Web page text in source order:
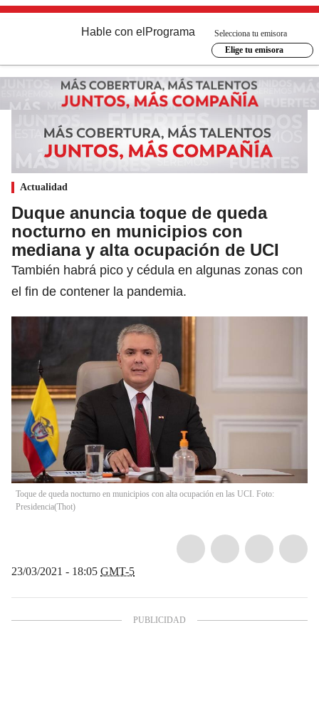
Hable con el Programa
Selecciona tu emisora
Elige tu emisora
Actualidad
Duque anuncia toque de queda
nocturno en municipios con
mediana y alta ocupación de UCI
También habrá pico y cédula en algunas zonas con
el fin de contener la pandemia.
Toque de queda nocturno en municipios con alta ocupación en las UCI. Foto:
Presidencia(Thot)
23/03/2021 - 18:05 GMT-5